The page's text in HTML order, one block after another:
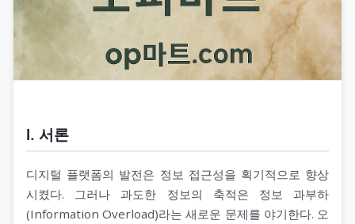
Ⅰ. 서론
디지털 플랫폼의 발전은 정보 접근성을 획기적으로 향상
시켰다. 그러나 과도한 정보의 축적은 정보 과부하
(Information Overload)라는 새로운 문제를 야기한다. 오